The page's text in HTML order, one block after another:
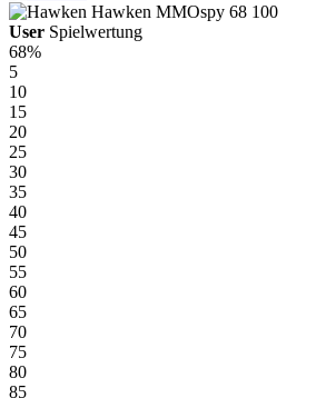
Hawken MMOspy 68 100
User Spielwertung
68%
5
10
15
20
25
30
35
40
45
50
55
60
65
70
75
80
85